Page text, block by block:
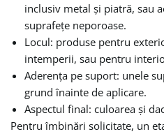
inclusiv metal și piatră, sau
suprafețe neporoase.
Locul: produse pentru
intemperii, sau pentru
Aderența pe suport: unele
grund înainte de aplicare.
Aspectul final: culoarea și
Pentru îmbinări solicitate, un